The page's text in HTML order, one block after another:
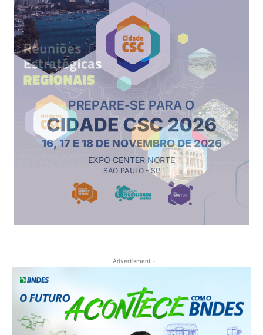
- Advertisment -